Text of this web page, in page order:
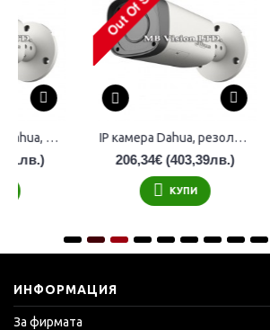
IP камера Dahua, резолюция 1.3MP, IR до 30m - IPC-HFW4100S
174,31€ (340,77лв.) 637,26€
ИНФОРМАЦИЯ
За фирмата